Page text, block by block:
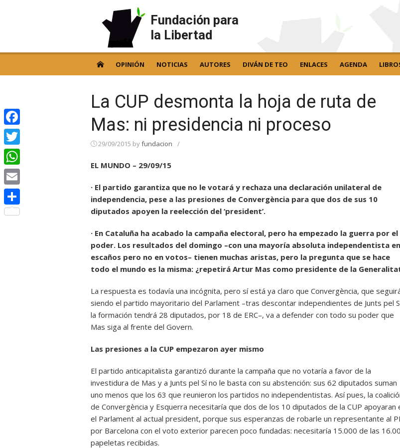
Fundación para
la Libertad
OPINIÓN NOTICIAS AUTORES DIVÁN DE TEO ENLACES AGENDA
La CUP desmonta la hoja de ruta de
Mas: ni presidencia ni proceso
29/09/2015 byfundacion /
EL MUNDO – 29/09/15
· El partido garantiza que no le votará y rechaza una declaración unilateral de
independencia, pese a las presiones de Convergència para que dos de sus 10
diputados apoyen la reelección del ‘president’.
· En Cataluña ha acabado la campaña electoral, pero ha empezado la guerra por el
poder. Los resultados del domingo –con una mayoría absoluta independentista en
escaños pero no en votos– tienen muchas aristas, pero la pregunta que se hace
todo el mundo es la misma: ¿repetirá Artur Mas como presidente de la
La respuesta es todavía una incógnita, pero sí está ya claro que Convergència, que
siendo el partido mayoritario del Parlament –tras descontar independientes de Junts pel
la formación tendrá 28 diputados, por 18 de ERC–, va a defender con todo su poder que
Mas siga al frente del Govern.
Las presiones a la CUP empezaron ayer mismo
El partido anticapitalista garantizó durante la campaña que no votaría a favor de la
investidura de Mas y a Junts pel Sí no le basta con su abstención: sus 62 diputados suman
uno menos que los 63 que reunieron los partidos no independentistas. Así pues, la
de Convergència y Esquerra necesitaría que dos de los 10 diputados de la CUP apoyaran
el Parlament al actual president, porque sus esperanzas de robarle un representante al
por Barcelona con el voto exterior parecen poco fundadas: necesitaría 15.000 de las
papeletas recibidas.
Facebook
Twitter
WhatsApp
Email
Compartir